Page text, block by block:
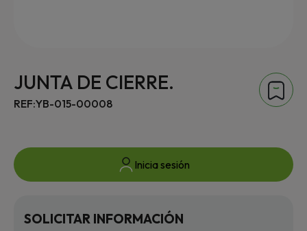
JUNTA DE CIERRE.
REF:YB-015-00008
Inicia sesión
SOLICITAR INFORMACIÓN